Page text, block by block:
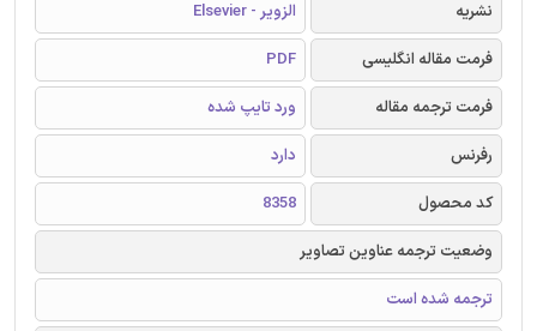
نشریه
الزویر - Elsevier
فرمت مقاله انگلیسی
PDF
فرمت ترجمه مقاله
ورد تایپ شده
رفرنس
دارد
کد محصول
8358
وضعیت ترجمه عناوین تصاویر
ترجمه شده است